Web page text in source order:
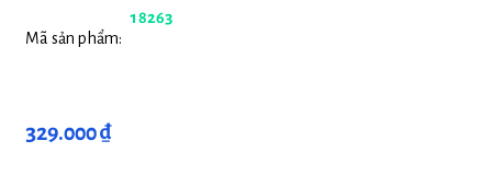
Mã sản phẩm:
18263
329.000 ₫